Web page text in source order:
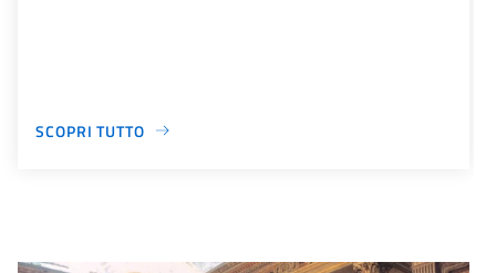
SCOPRI TUTTO